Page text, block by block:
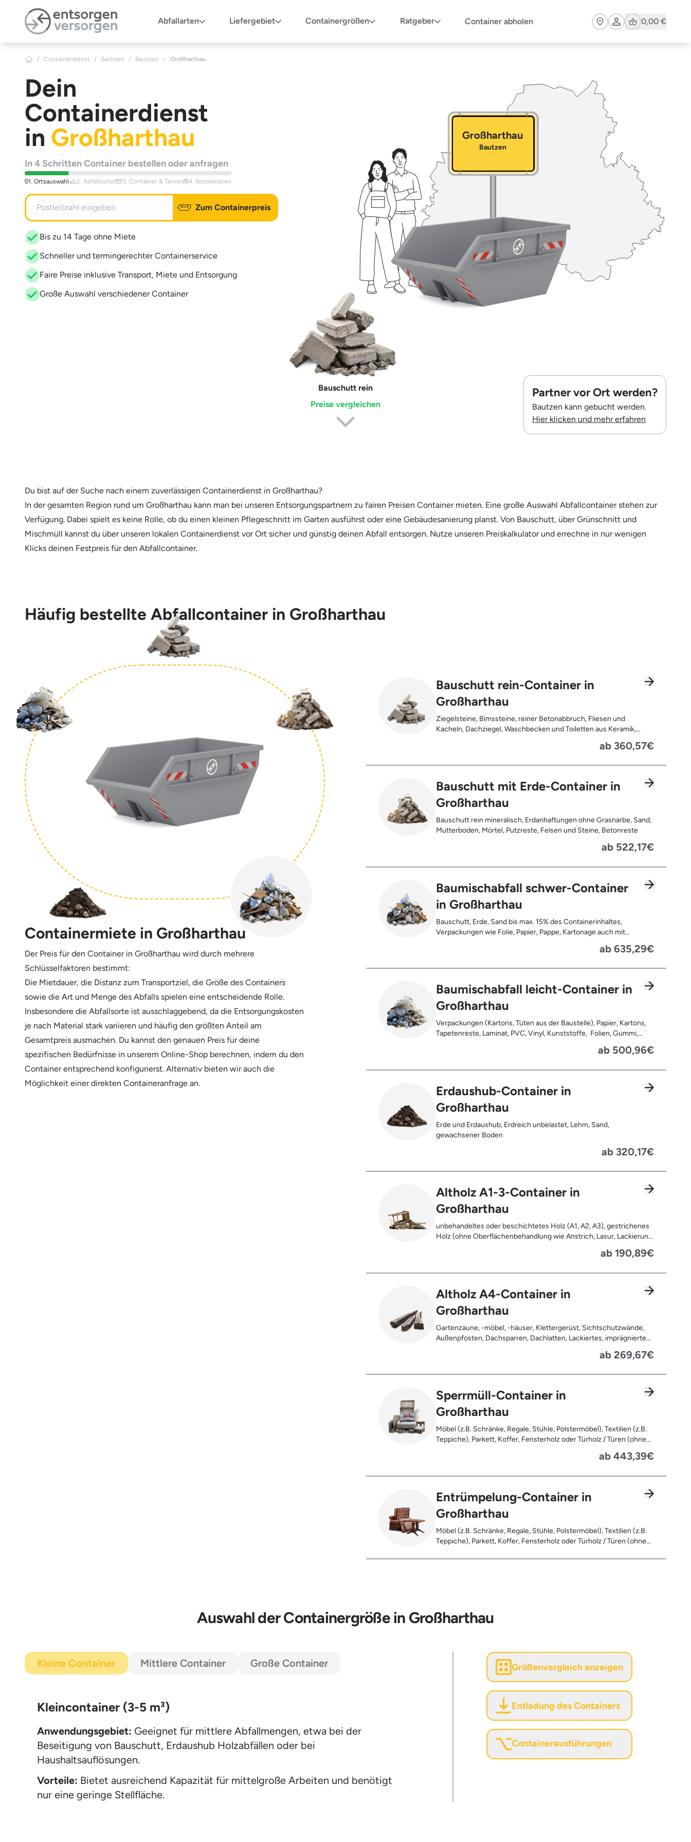
Abfallarten
Liefergebiet Containergrößen Ratgeber Container abholen Cart0,00 €
/ Containerdienst / Sachsen / Bautzen > Großharthau
Dein
Containerdienst
in Großharthau
In 4 Schritten Container bestellen oder anfragen
1. Ortsauswahl 2. Abfallsorte 3. Container & Termin 4. Bestelldaten
Zum Containerpreis
Bis zu 14 Tage ohne Miete
Schneller und termingerechter Containerservice
Faire Preise inklusive Transport, Miete und Entsorgung
Große Auswahl verschiedener Container
Großharthau
Bautzen
Bauschutt rein
Erdaushub
Preise vergleichen
Partner vor Ort werden?
Bautzen kann gebucht werden.
Hier klicken und mehr erfahren
Du bist auf der Suche nach einem zuverlässigen Containerdienst in Großharthau?
In der gesamten Region rund um Großharthau kann man bei unseren Entsorgungspartnern zu fairen Preisen Container mieten. Eine große Auswahl Abfallcontainer stehen zur
Verfügung. Dabei spielt es keine Rolle, ob du einen kleinen Pflegeschnitt im Garten ausführst oder eine Gebäudesanierung planst. Von Bauschutt, über Grünschnitt und
Mischmüll kannst du über unseren lokalen Containerdienst vor Ort sicher und günstig deinen Abfall entsorgen. Nutze unseren Preiskalkulator und errechne in nur wenigen
Klicks deinen Festpreis für den Abfallcontainer.
Häufig bestellte Abfallcontainer in Großharthau
Containermiete in Großharthau
Der Preis für den Container in Großharthau wird durch mehrere
Schlüsselfaktoren bestimmt:
Die Mietdauer, die Distanz zum Transportziel, die Größe des Containers
sowie die Art und Menge des Abfalls spielen eine entscheidende Rolle.
Insbesondere die Abfallsorte ist ausschlaggebend, da die Entsorgungskosten
je nach Material stark variieren und häufig den größten Anteil am
Gesamtpreis ausmachen. Du kannst den genauen Preis für deine
spezifischen Bedürfnisse in unserem Online-Shop berechnen, indem du den
Container entsprechend konfigurierst. Alternativ bieten wir auch die
Möglichkeit einer direkten Containeranfrage an.
Bauschutt rein-Container in
Großharthau
Ziegelsteine, Bimssteine, reiner Betonabbruch, Fliesen und
Kacheln, Dachziegel, Waschbecken und Toiletten aus Keramik,
ab 360,57€
Bauschutt mit Erde-Container in
Großharthau
Bauschutt rein mineralisch, Erdanhaftungen ohne Grasnarbe, Sand,
Mutterboden, Mörtel, Putzreste, Felsen und Steine, Betonreste
ab 522,17€
Baumischabfall schwer-Container
in Großharthau
Bauschutt, Erde, Sand bis max. 15% des Containerinhaltes,
Verpackungen wie Folie, Papier, Pappe, Kartonage auch mit
Kunststoffe, Gummi, Styropor, Holz (z.B. Spanplatten, Bauholz,
Innenbereich, Restentleerte Gebinde wie Dosen, Fässer, Eimer,
Sauerkrautplatten
ab 635,29€
Baumischabfall leicht-Container in
Großharthau
Verpackungen (Kartons, Tüten aus der Baustelle), Papier, Kartons,
Tapetenreste, Laminat, PVC, Vinyl, Kunststoffe, Folien, Gummi,
Teppiche, Gardinen, Gipswände/ Trockenbauwände, Metalle,
max. 5% des gesamten Containerinhalts
ab 500,96€
Erdaushub-Container in
Großharthau
Erde und Erdaushub, Erdreich unbelastet, Lehm, Sand,
gewachsener Boden
ab 320,17€
Altholz A1-3-Container in
Großharthau
unbehandeltes oder beschichtetes Holz (A1, A2, A3), gestrichenes
Holz (ohne Oberflächenbehandlung wie Anstrich, Lasur, Lackierung
Möbel und Türen, Geleimtes Holz oder Furnierholz, Unbehandeltes
ab 190,89€
Altholz A4-Container in
Großharthau
Gartenzäune, -möbel, -häuser, Klettergerüst, Sichtschutzwände,
Außenpfosten, Dachsparren, Dachlatten, Lackiertes, imprägniertes
verbranntes Holz, Fensterrahmen, Außentüren, Balkongeländer,
ab 269,67€
Sperrmüll-Container in
Großharthau
Möbel (z.B. Schränke, Regale, Stühle, Polstermöbel), Textilien (z.B.
Teppiche), Parkett, Koffer, Fensterholz oder Türholz / Türen (ohne
ab 443,39€
Entrümpelung-Container in
Großharthau
Möbel (z.B. Schränke, Regale, Stühle, Polstermöbel), Textilien (z.B.
Teppiche), Parkett, Koffer, Fensterholz oder Türholz / Türen (ohne
Restentleerte Gebinde wie Dosen, Fässer, Eimer, Sonstiger
Auswahl der Containergröße in Großharthau
Kleine Container Mittlere Container Große Container
Kleincontainer (3-5 m³)
Anwendungsgebiet: Geeignet für mittlere Abfallmengen, etwa bei der
Beseitigung von Bauschutt, Erdaushub Holzabfällen oder bei
Haushaltsauflösungen.
Vorteile: Bietet ausreichend Kapazität für mittelgroße Arbeiten und benötigt
nur eine geringe Stellfläche.
Größenvergleich anzeigen
Entladung des Containers
Containerausführungen